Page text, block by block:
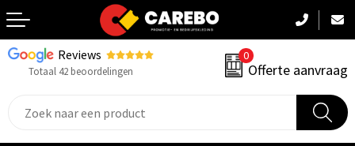
Reviews
Totaal 42 beoordelingen
0
Offerte aanvraag
Terug